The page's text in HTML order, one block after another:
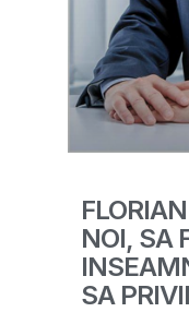
NOI, SA
SA